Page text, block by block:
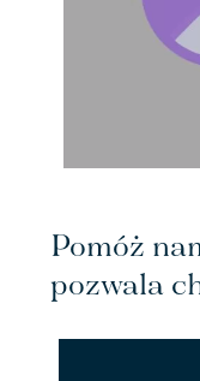
Pomóż
pozwala